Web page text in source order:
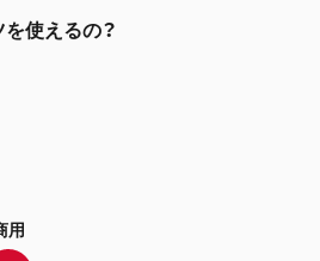
使えるの？
用